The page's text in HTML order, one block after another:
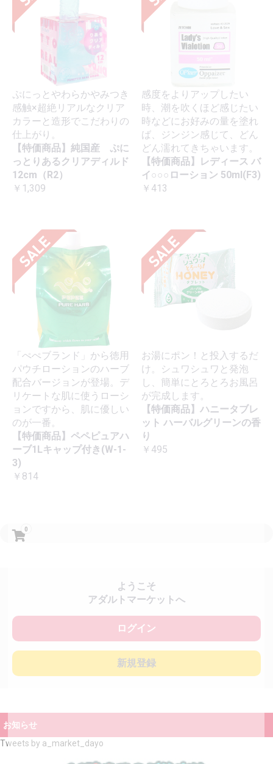
0
ようこそ
アダルトマーケットへ
ログイン
新規登録
お知らせ
Tweets by a_market_dayo
ぷにっとやわらかやみつき
感触×超絶リアルなクリア
カラーと造形でこだわりの
仕上がり。
【特価商品】純国産 ぷに
っとりあるクリアディルド
12cm（R2）
￥1,309
感度をよりアップしたい
時、潮を吹くほど感じたい
時などにお好みの量を塗れ
ば、ジンジン感じて、どん
どん濡れてきちゃいます。
【特価商品】レディース バ
イ○○○ローション 50ml(F3)
￥413
「ぺぺブランド」から徳用
パウチローションのハーブ
配合バージョンが登場。デ
リケートな肌に使うローシ
ョンですから、肌に優しい
のが一番。
【特価商品】ペペピュアハ
ーブ1Lキャップ付き(W-1-
3)
￥814
お湯にポン！と投入するだ
け。シュワシュワと発泡
し、簡単にとろとろお風呂
が完成します。
【特価商品】ハニータブレ
ット ハーバルグリーンの香
り
￥495